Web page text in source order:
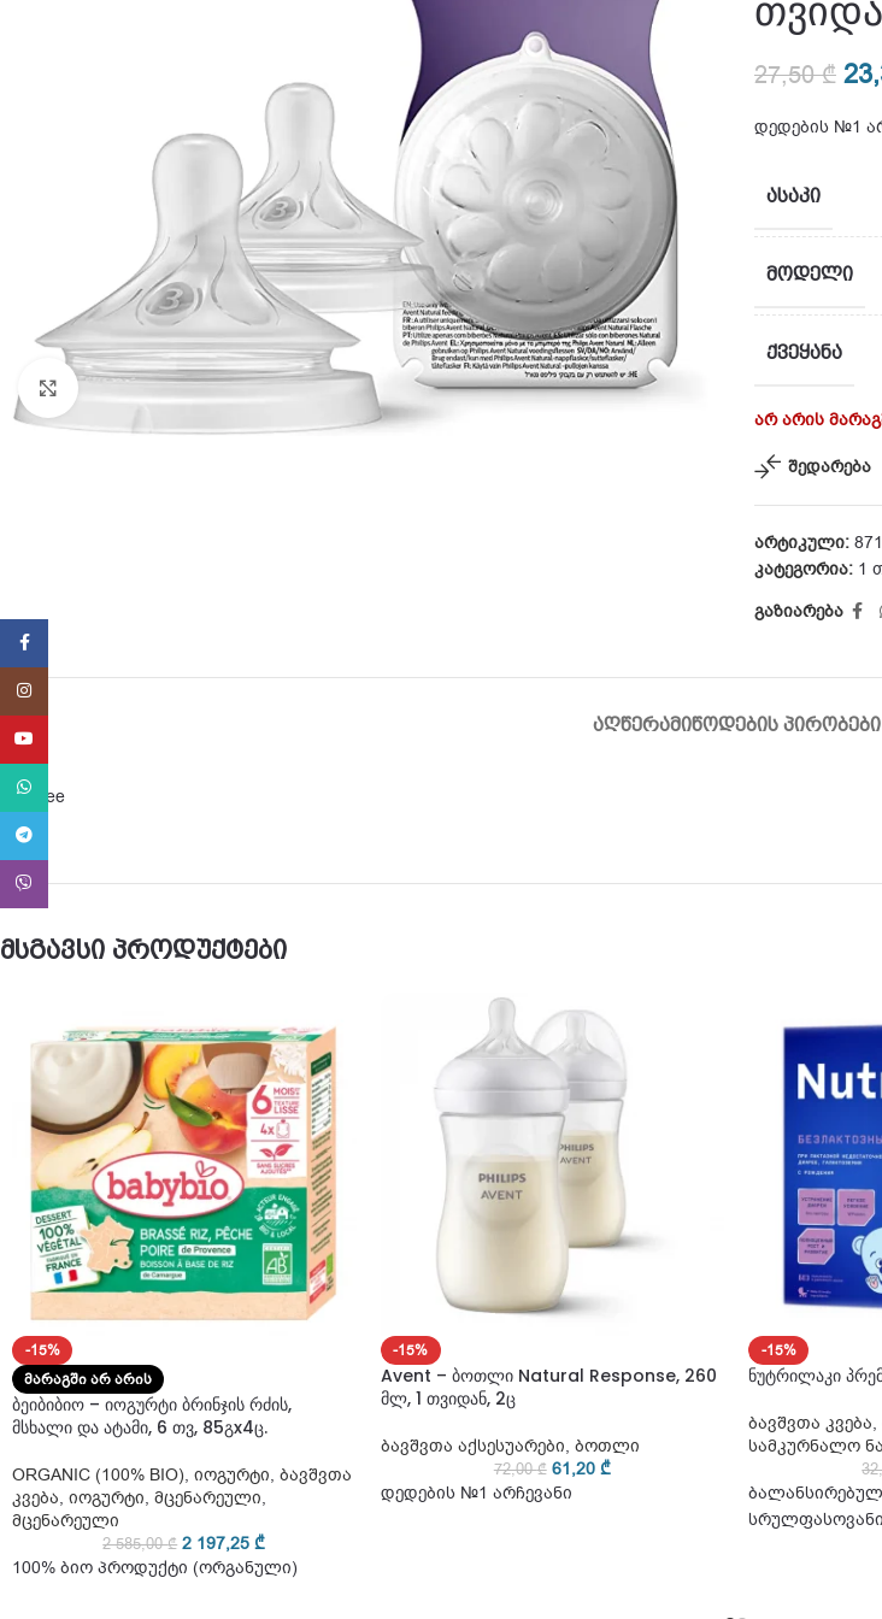
გადიდება
27,50₾
დედების №1
ᲐᲡᲐᲙᲘ
ᲛᲝᲓᲔᲚᲘ
ᲥᲕᲔᲧᲐᲜᲐ
არ არის
შედარება
არტიკული:
კატეგორია: 1
გაზიარება
ᲐᲦᲬᲔᲠᲐᲛᲘᲬᲝᲓᲔᲑᲘᲡ ᲞᲘᲠᲝᲑᲔᲑᲘ
BPA free
მსგავსი პროდუქტები
-15%
ᲛᲐᲠᲐᲒᲨᲘ ᲐᲠ ᲐᲠᲘᲡ
ბეიბიბიო – იოგურტი ბრინჯის რძის,
მსხალი და ატამი, 6 თვ, 85გx4ც.
ORGANIC (100% BIO), იოგურტი, ბავშვთა
კვება, იოგურტი, მცენარეული,
მცენარეული
2 585,00₾ 2 197,25₾
100% ბიო პროდუქტი (ორგანული)
-15%
Avent – ბოთლი Natural Response, 260
მლ, 1 თვიდან, 2ც
ბავშვთა აქსესუარები, ბოთლი
72,00₾ 61,20 ₾
დედების №1 არჩევანი
-15%
ნუტრილაკი
ბავშვთა კვება,
სამკურნალო
Viber